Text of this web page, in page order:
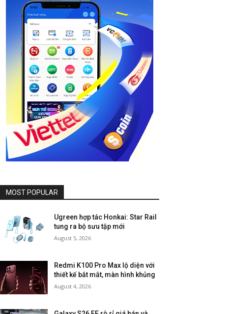
MOST POPULAR
Ugreen hợp tác Honkai: Star Rail
tung ra bộ sưu tập mới
August 5, 2026
Redmi K100 Pro Max lộ diện với
thiết kế bắt mắt, màn hình khủng
August 4, 2026